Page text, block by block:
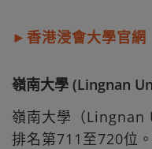
►香港浸會大學官網
嶺南大學 (Lingnan
嶺南大學（Lingnan
排名第711至720位